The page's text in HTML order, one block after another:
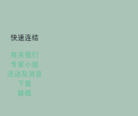
快速连结
有关我们
专家小组
活动及消息
下载
联络